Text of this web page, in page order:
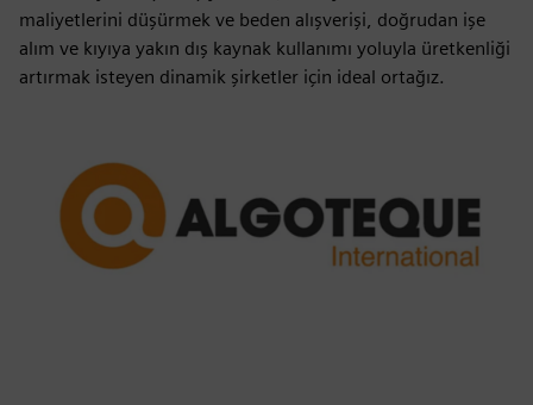
maliyetlerini düşürmek ve beden alışverişi, doğrudan işe
alım ve kıyıya yakın dış kaynak kullanımı yoluyla üretkenliği
artırmak isteyen dinamik şirketler için ideal ortağız.